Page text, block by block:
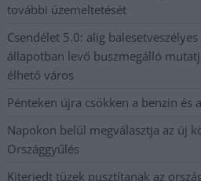
további üzemeltetését
Csendélet 5.0: alig
állapotban levő buszmegálló
élhető város
Pénteken újra csökken a benzin és
Napokon belül megválasztja az új
Országgyűlés
Kiterjedt tüzek pusztítanak az